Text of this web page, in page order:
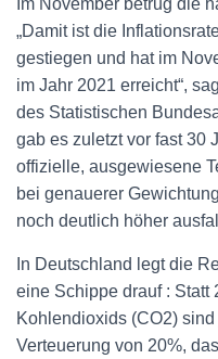
Im November betrug die
„Damit ist die
gestiegen und hat im
im Jahr 2021 erreicht“,
des Statistischen
gab es zuletzt vor fast 30
offizielle, ausgewiesene
bei genauerer
noch deutlich höher
In Deutschland legt die
eine Schippe drauf : Statt
Kohlendioxids (CO2)
Verteuerung von 20%,